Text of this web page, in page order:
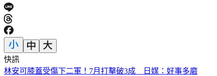
快訊
19歲女大生「父親節提嬰屍報案」 涉殺人罪遭聲押